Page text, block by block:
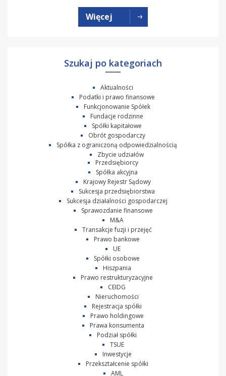
Więcej
Szukaj po kategoriach
Aktualności
Podatki i prawo finansowe
Funkcjonowanie Spółek
Fundacje rodzinne
Spółki kapitałowe
Obrót gospodarczy
Spółka z ograniczoną odpowiedzialnością
Zbycie udziałów
Przedsiębiorcy
Spółka akcyjna
Krajowy Rejestr Sądowy
Sukcesja przedsiębiorstwa
Sukcesja działalności gospodarczej
Sprawozdanie finansowe
M&A
Transakcje fuzji i przejęć
Prawo bankowe
UE
Spółki osobowe
Hiszpania
Prawo restrukturyzacyjne
CEIDG
Nieruchomości
Rejestracja spółki
Prawo holdingowe
Prawa konsumenta
Podział spółki
TSUE
Inwestycje
Przekształcenie spółki
AML